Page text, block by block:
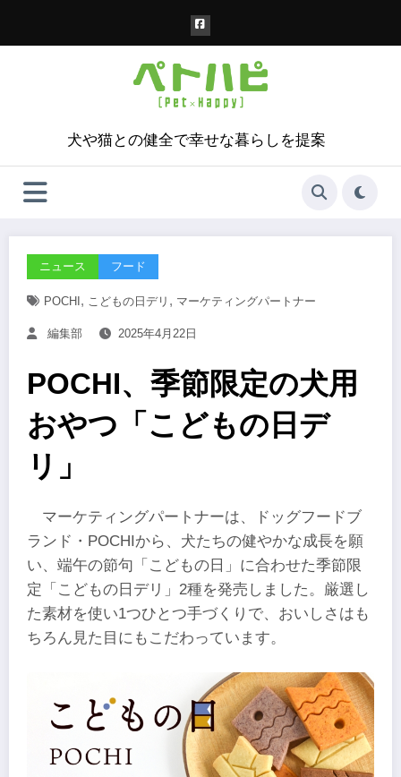
犬や猫との健全で幸せな暮らしを提案
ニュース フード
POCHI , こどもの日デリ , マーケティングパートナー
編集部 2025年4月22日
POCHI、季節限定の犬用
おやつ「こどもの日デ
リ」
マーケティングパートナーは、ドッグフードブ
ランド・POCHIから、犬たちの健やかな成長を願
い、端午の節句「こどもの日」に合わせた季節限
定「こどもの日デリ」2種を発売しました。厳選し
た素材を使い1つひとつ手づくりで、おいしさはも
ちろん見た目にもこだわっています。